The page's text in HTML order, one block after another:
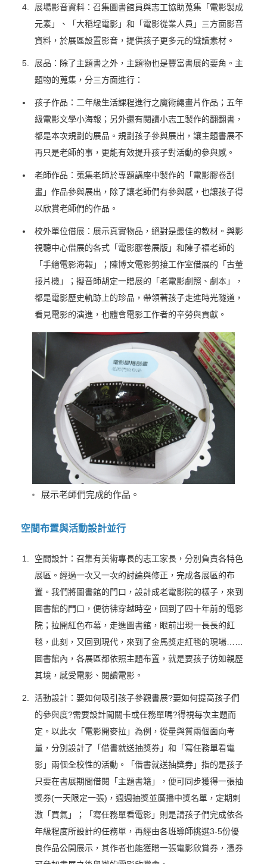
展場影音資料：召集圖書館員與志工協助蒐集「電影製成
元素」、「大稻埕電影」和「電影從業人員」三方面影音
資料，於展區設置影音，提供孩子更多元的識讀素材。
展品：除了主題書之外，主題物也是豐富書展的要角。主
題物的蒐集，分三方面進行：
孩子作品：二年級生活課程進行之魔術繩畫片作品；五年
級電影文學小海報；另外還有閱讀小志工製作的翻翻書，
都是本次規劃的展品。規劃孩子參與展出，讓主題書展不
再只是老師的事，更能有效提升孩子對活動的參與感。
老師作品：蒐集老師於專題講座中製作的「電影膠卷刮
畫」作品參與展出，除了讓老師們有參與感，也讓孩子得
以欣賞老師們的作品。
校外單位借展：展示真實物品，絕對是最佳的教材。與影
視聽中心借展的各式「電影膠卷展版」和陳子福老師的
「手繪電影海報」；陳博文電影剪接工作室借展的「古董
接片機」；擬音師胡定一贈展的「老電影劇照、劇本」，
都是電影歷史軌跡上的珍品，帶領著孩子走進時光隧道，
看見電影的演進，也體會電影工作者的辛勞與貢獻。
展示老師們完成的作品。
空間布置與活動設計並行
空間設計：召集有美術專長的志工家長，分別負責各特色
展區。經過一次又一次的討論與修正，完成各展區的布
置。我們將圖書館的門口，設計成老電影院的樣子，來到
圖書館的門口，便彷彿穿越時空，回到了四十年前的電影
院；拉開紅色布幕，走進圖書館，眼前出現一長長的紅
毯，此刻，又回到現代，來到了金馬獎走紅毯的現場……
圖書館內，各展區都依照主題布置，就是要孩子彷如親歷
其境，感受電影、閱讀電影。
活動設計：要如何吸引孩子參觀書展?要如何提高孩子們
的參與度?需要設計闖關卡或任務單嗎?得視每次主題而
定。以此次「電影開麥拉」為例，從量與質兩個面向考
量，分別設計了「借書就送抽獎券」和「寫任務單看電
影」兩個全校性的活動。「借書就送抽獎券」指的是孩子
只要在書展期間借閱「主題書籍」，便可同步獲得一張抽
獎券(一天限定一張)，週週抽獎並廣播中獎名單，定期刺
激「買氣」；「寫任務單看電影」則是請孩子們完成依各
年級程度所設計的任務單，再經由各班導師挑選3-5份優
良作品公開展示，其作者也能獲贈一張電影欣賞券，憑券